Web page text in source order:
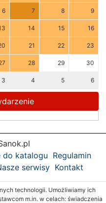
6 7 8 9
14 15 16
21 22 23
28 29 30
3 4 5 6
do katalogu Regulamin
serwisy Kontakt
technologii. Umożliwiamy ich
m.in. w celach: świadczenia